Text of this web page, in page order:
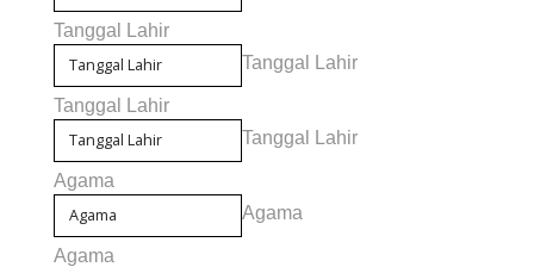
Tanggal Lahir
Tanggal Lahir
Tanggal Lahir
Tanggal Lahir
Agama
Agama
Agama